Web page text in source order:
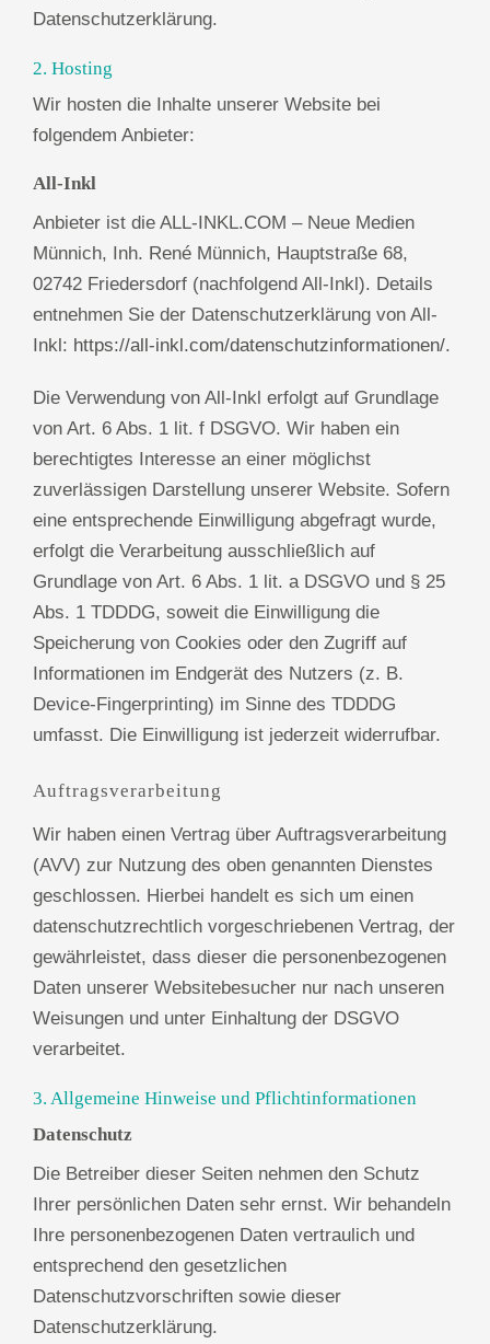
Datenschutzerklärung.
2. Hosting
Wir hosten die Inhalte unserer Website bei
folgendem Anbieter:
All-Inkl
Anbieter ist die ALL-INKL.COM – Neue Medien
Münnich, Inh. René Münnich, Hauptstraße 68,
02742 Friedersdorf (nachfolgend All-Inkl). Details
entnehmen Sie der Datenschutzerklärung von All-
Inkl: https://all-inkl.com/datenschutzinformationen/.
Die Verwendung von All-Inkl erfolgt auf Grundlage
von Art. 6 Abs. 1 lit. f DSGVO. Wir haben ein
berechtigtes Interesse an einer möglichst
zuverlässigen Darstellung unserer Website. Sofern
eine entsprechende Einwilligung abgefragt wurde,
erfolgt die Verarbeitung ausschließlich auf
Grundlage von Art. 6 Abs. 1 lit. a DSGVO und § 25
Abs. 1 TDDDG, soweit die Einwilligung die
Speicherung von Cookies oder den Zugriff auf
Informationen im Endgerät des Nutzers (z. B.
Device-Fingerprinting) im Sinne des TDDDG
umfasst. Die Einwilligung ist jederzeit widerrufbar.
Auftragsverarbeitung
Wir haben einen Vertrag über Auftragsverarbeitung
(AVV) zur Nutzung des oben genannten Dienstes
geschlossen. Hierbei handelt es sich um einen
datenschutzrechtlich vorgeschriebenen Vertrag, der
gewährleistet, dass dieser die personenbezogenen
Daten unserer Websitebesucher nur nach unseren
Weisungen und unter Einhaltung der DSGVO
verarbeitet.
3. Allgemeine Hinweise und Pflicht­informationen
Datenschutz
Die Betreiber dieser Seiten nehmen den Schutz
Ihrer persönlichen Daten sehr ernst. Wir behandeln
Ihre personenbezogenen Daten vertraulich und
entsprechend den gesetzlichen
Datenschutzvorschriften sowie dieser
Datenschutzerklärung.